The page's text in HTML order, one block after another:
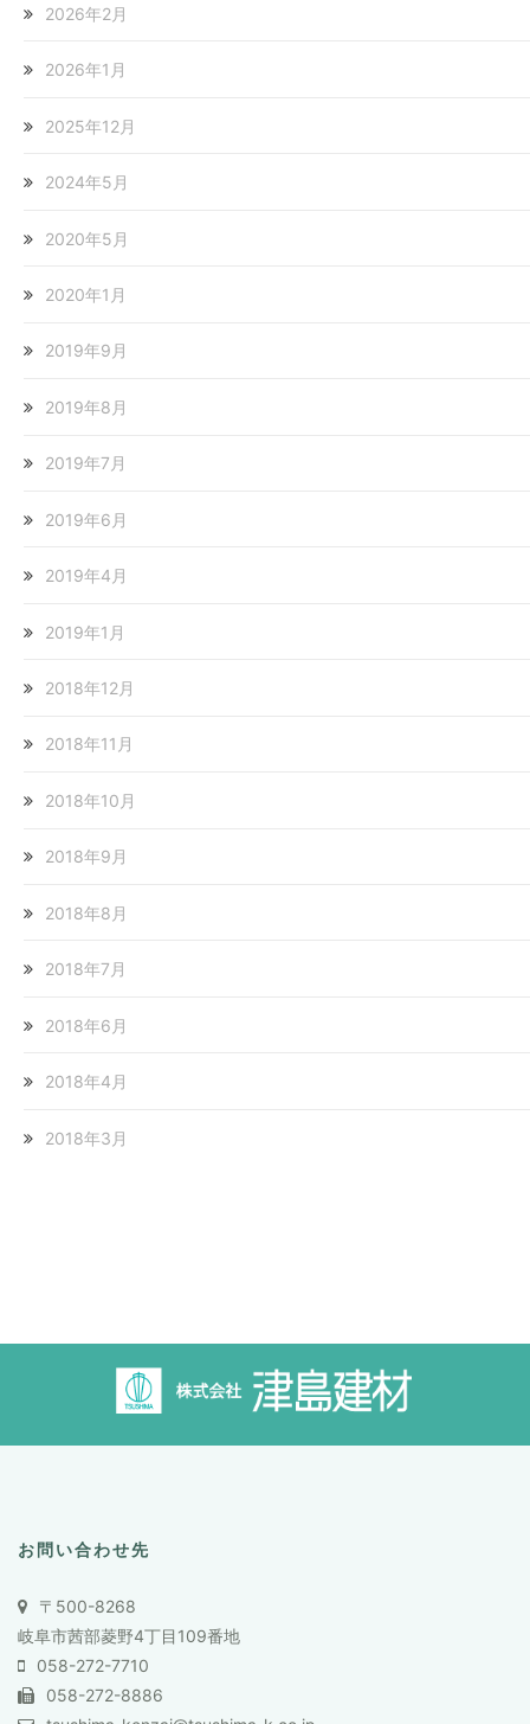
2026年2月
2026年1月
2025年12月
2024年5月
2020年5月
2020年1月
2019年9月
2019年8月
2019年7月
2019年6月
2019年4月
2019年1月
2018年12月
2018年11月
2018年10月
2018年9月
2018年8月
2018年7月
2018年6月
2018年4月
2018年3月
お問い合わせ先
〒500-8268
岐阜市茜部菱野4丁目109番地
058-272-7710
058-272-8886